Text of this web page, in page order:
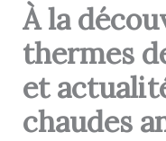
À la
thermes
et
chaudes